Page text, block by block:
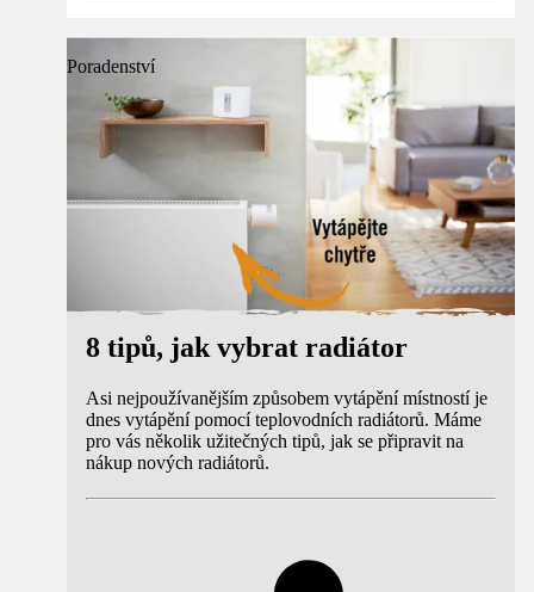
Poradenství
8 tipů, jak vybrat radiátor
Asi nejpoužívanějším způsobem vytápění místností je
dnes vytápění pomocí teplovodních radiátorů. Máme
pro vás několik užitečných tipů, jak se připravit na
nákup nových radiátorů.